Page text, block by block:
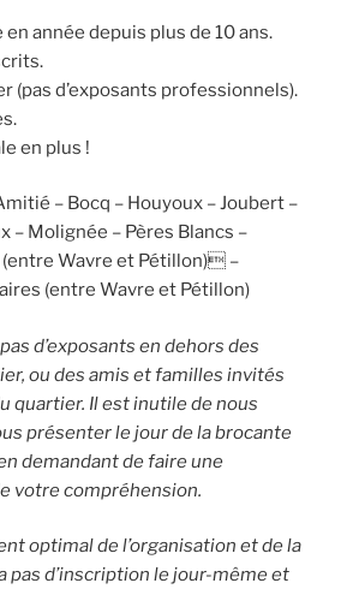
en année depuis plus de 10 ans.
(pas d’exposants professionnels).
en plus !
– Bocq – Houyoux – Joubert –
Molignée – Pères Blancs –
Wavre et Pétillon) –
(entre Wavre et Pétillon)
d’exposants en dehors des
ou des amis et familles invités
quartier. Il est inutile de nous
présenter le jour de la brocante
demandant de faire une
votre compréhension.
optimal de l’organisation et de la
pas d’inscription le jour-même et